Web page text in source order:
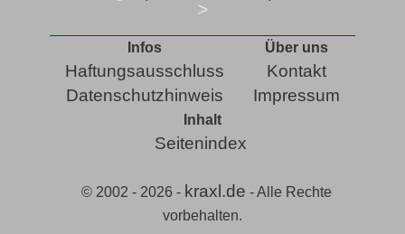
>
Infos
Haftungsausschluss
Datenschutzhinweis
Über uns
Kontakt
Impressum
Inhalt
Seitenindex
© 2002 - 2026 - kraxl.de - Alle Rechte
vorbehalten.